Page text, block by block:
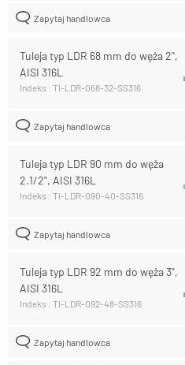
Zapytaj handlowca
Tuleja typ LDR 68 mm do węża 2",
AISI 316L
Indeks : TI-LDR-068-32-SS316
Zapytaj handlowca
Tuleja typ LDR 90 mm do węża
2.1/2", AISI 316L
Indeks : TI-LDR-090-40-SS316
Zapytaj handlowca
Tuleja typ LDR 92 mm do węża 3",
AISI 316L
Indeks : TI-LDR-092-48-SS316
Zapytaj handlowca